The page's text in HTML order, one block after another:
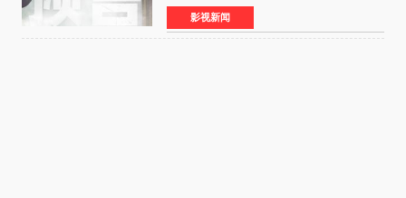
伯特·米切尔执导，好莱坞巨星安妮·海瑟薇和伊万
·麦克格雷格领衔主演的2026暑期惊悚冒险大片
《逃出绝
影视新闻